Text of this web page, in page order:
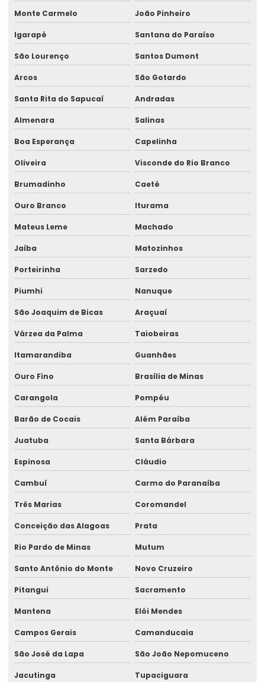
Ribbon 110x300 Cera Resina
Ribbon 110x300 Com Alta Tecnologia
Ribbon 110x450 De Alta Performance
Ribbon 110x450 Para Impressoras Térmicas
Ribbon 110x74 Alta Resistência
Ribbon Com Alta Resistência E Durabilidade
Ribbon De Cera
Ribbon De Impressão
Ribbon Misto Para Impressão
Ribbon Para Impressão De Código De Barras
Ribbon Resina Alta Performance
Ribbons Tag Gondolas
Rótulo Adesivo Para Congelados
Rótulo Balança Impressora
Rótulo De Preço Personalizado Para Comércio
Rótulo Para Produtos Congelados Em Lojas
Rótulo Térmico Para Embalagens
Rótulo Termo Sensível
Rótulo Termo Transferência Para Impressão
Rótulos Adesivos
Rótulos Adesivos Com Acabamento Fosco
Rótulos Adesivos Com Alta Resistência
Rótulos Adesivos Com Cola Removível
Rótulos Adesivos Com Proteção Uv
Rótulos Adesivos Couchê Brilho
Monte Carmelo João Pinheiro
Igarapé Santana do Paraíso
São Lourenço Santos Dumont
Arcos São Gotardo
Santa Rita do Sapucaí Andradas
Almenara Salinas
Boa Esperança Capelinha
Oliveira Visconde do Rio Branco
Brumadinho Caeté
Ouro Branco Iturama
Mateus Leme Machado
Jaíba Matozinhos
Porteirinha Sarzedo
Piumhi Nanuque
São Joaquim de Bicas Araçuaí
Várzea da Palma Taiobeiras
Itamarandiba Guanhães
Ouro Fino Brasília de Minas
Carangola Pompéu
Barão de Cocais Além Paraíba
Juatuba Santa Bárbara
Espinosa Cláudio
Cambuí Carmo do Paranaíba
Três Marias Coromandel
Conceição das Alagoas Prata
Rio Pardo de Minas Mutum
Santo Antônio do Monte Novo Cruzeiro
Pitangui Sacramento
Mantena Elói Mendes
Campos Gerais Camanducaia
São José da Lapa São João Nepomuceno
Jacutinga Tupaciguara